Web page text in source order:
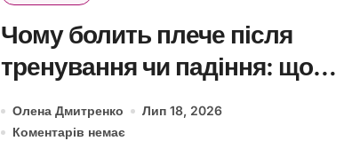
Чому болить плече після
тренування чи падіння: що
покаже МРТ суглоба
Олена Дмитренко
Лип 18, 2026
Коментарів немає